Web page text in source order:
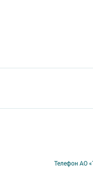
Телефон АО